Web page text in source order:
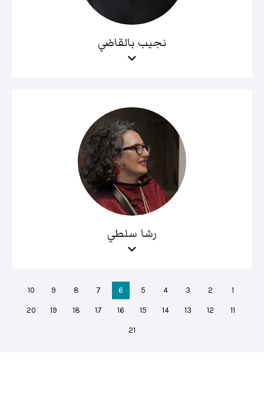
نجيب بالقاضي
رشا سلطي
1
2
3
4
5
6
7
8
9
10
11
12
13
14
15
16
17
18
19
20
21